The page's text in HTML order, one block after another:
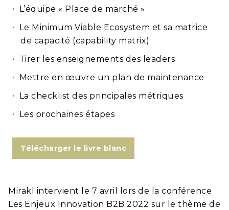
L’équipe « Place de marché »
Le Minimum Viable Ecosystem et sa matrice
de capacité (capability matrix)
Tirer les enseignements des leaders
Mettre en œuvre un plan de maintenance
La checklist des principales métriques
Les prochaines étapes
Télécharger le livre blanc
Mirakl intervient le 7 avril lors de la conférence
Les Enjeux Innovation B2B 2022 sur le thème de